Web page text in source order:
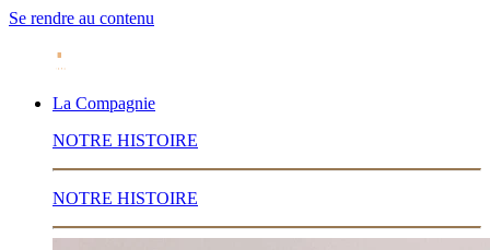
Se rendre au contenu
La Compagnie
NOTRE HISTOIRE
NOTRE HISTOIRE